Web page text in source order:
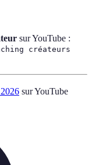
sur YouTube :
créateurs
sur YouTube